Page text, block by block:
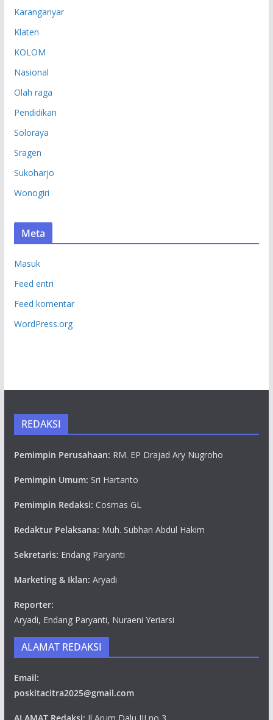
Karanganyar
Klaten
KOLOM
Nasional
Olah raga
Pendidikan
Soloraya
Sragen
Sukoharjo
Wonogiri
Meta
Masuk
Feed entri
Feed komentar
WordPress.org
REDAKSI
Pemimpin Perusahaan: RM. EP Drajad Ary Nugroho
Pemimpin Umum: Sri Hartanto
Pemimpin Redaksi: Cosmas GL
Redaktur Pelaksana: Muh. Subhan Abdul Hakim
Sekretaris: Endang Paryanti
Marketing & Iklan: Aryadi
Reporter:
Aryadi, Endang Paryanti, Nuraeni Yeriarsi
ALAMAT REDAKSI
Email:
poskitacitra2025@gmail.com